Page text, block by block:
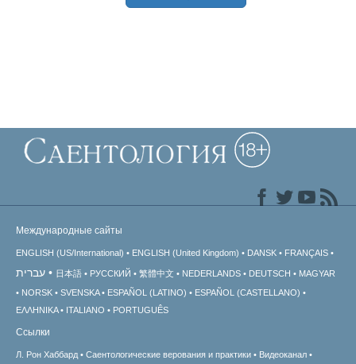
Международные сайты
ENGLISH (US/International) ENGLISH (United Kingdom) DANSK FRANÇAIS
עברית 日本語 РУССКИЙ 繁體中文 NEDERLANDS DEUTSCH
MAGYAR
NORSK
SVENSKA ESPAÑOL (LATINO)
ESPAÑOL (CASTELLANO)
ΕΛΛΗΝΙΚA
ITALIANO PORTUGUÊS
Ссылки
Л. Рон Хаббард Саентологические верования и практики Видеоканал